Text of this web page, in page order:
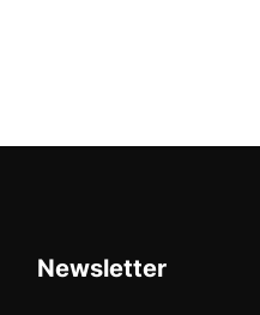
Newsletter